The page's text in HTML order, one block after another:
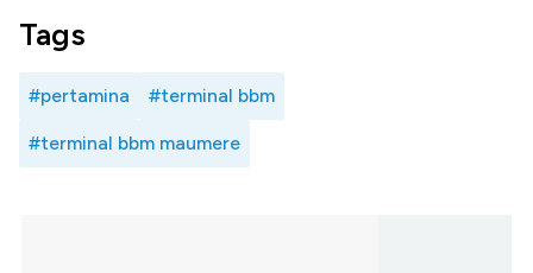
Tags
#pertamina #terminal bbm
#terminal bbm maumere